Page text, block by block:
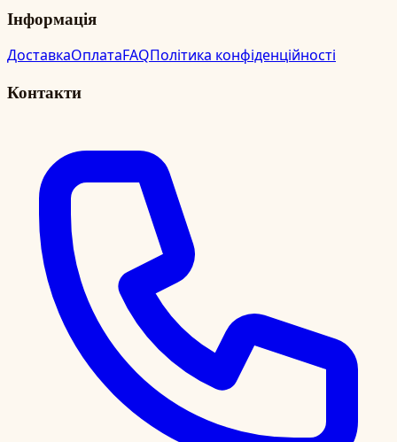
Інформація
ДоставкаОплатаFAQПолітика конфіденційності
Контакти